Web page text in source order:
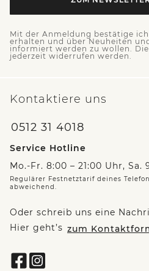
Mit der Anmeldung bestätige
erhalten und über Neuheiten
informiert werden zu wollen.
jederzeit widerrufen werden.
Kontaktiere uns
0512 31 4018
Service Hotline
Mo.-Fr. 8:00 – 21:00 Uhr, Sa.
Regulärer Festnetztarif deines
abweichend.
Oder schreib uns eine
Hier geht’s zum